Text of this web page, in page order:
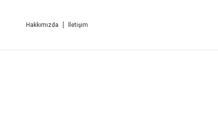
Hakkımızda İletişim